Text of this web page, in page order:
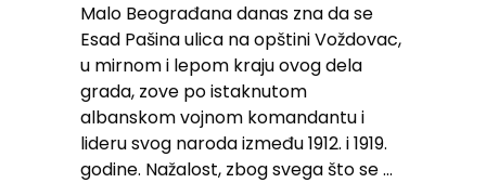
Malo Beograđana danas zna da se
Esad Pašina ulica na opštini Voždovac,
u mirnom i lepom kraju ovog dela
grada, zove po istaknutom
albanskom vojnom komandantu i
lideru svog naroda između 1912. i 1919.
godine. Nažalost, zbog svega što se